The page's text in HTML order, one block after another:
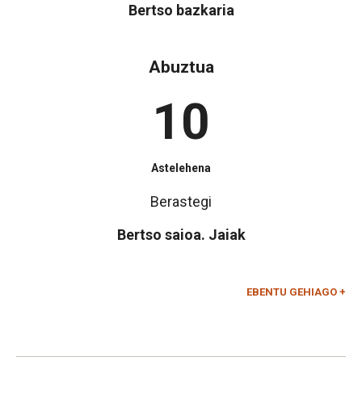
Bertso bazkaria
Abuztua
10
Astelehena
Berastegi
Bertso saioa. Jaiak
EBENTU GEHIAGO +